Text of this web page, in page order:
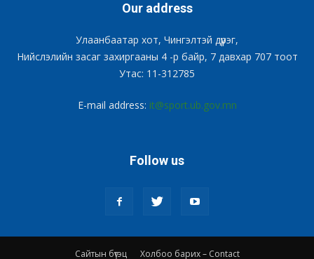
Our address
Улаанбаатар хот, Чингэлтэй дүүрэг,
Нийслэлийн засаг захиргааны 4 -р байр, 7 давхар 707 тоот
Утас: 11-312785
E-mail address: it@sport.ub.gov.mn
Follow us
Сайтын бүтэц Холбоо барих – Contact